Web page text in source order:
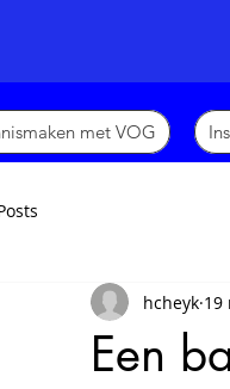
met VOG
Een
hcheyk 19